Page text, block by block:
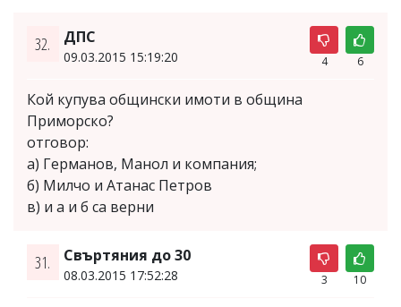
32. ДПС
09.03.2015 15:19:20 4 6
Кой купува общински имоти в община
Приморско?
отговор:
а) Германов, Манол и компания;
б) Милчо и Атанас Петров
в) и а и б са верни
31. Свъртяния до 30
08.03.2015 17:52:28 3 10